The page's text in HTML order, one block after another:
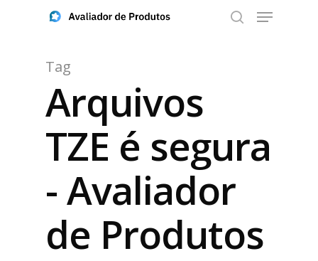
Aperte ENTER para buscar ou ESC para fechar
Tag
Arquivos
TZE é segura
- Avaliador
de Produtos